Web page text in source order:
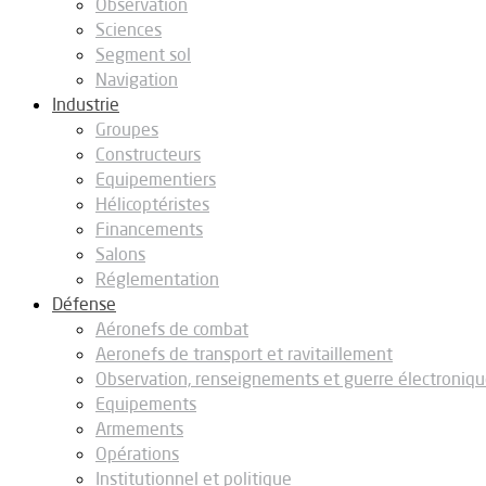
Observation
Sciences
Segment sol
Navigation
Industrie
Groupes
Constructeurs
Equipementiers
Hélicoptéristes
Financements
Salons
Réglementation
Défense
Aéronefs de combat
Aeronefs de transport et ravitaillement
Observation, renseignements et guerre
Equipements
Armements
Opérations
Institutionnel et politique